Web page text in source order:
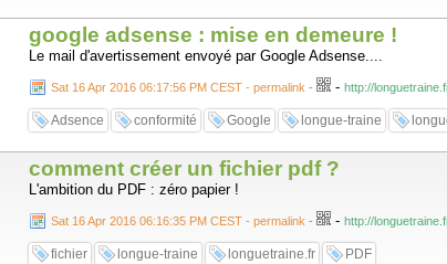
google adsense : mise en demeure !
Le mail d'avertissement envoyé par Google Adsense....
Sat 16 Apr 2016 06:17:56 PM CEST - permalink - - http://
Adsence conformité Google longue-traine
comment créer un fichier pdf ?
L'ambition du PDF : zéro papier !
Sat 16 Apr 2016 06:16:35 PM CEST - permalink - - http://
fichier longue-traine longuetraine.fr PDF